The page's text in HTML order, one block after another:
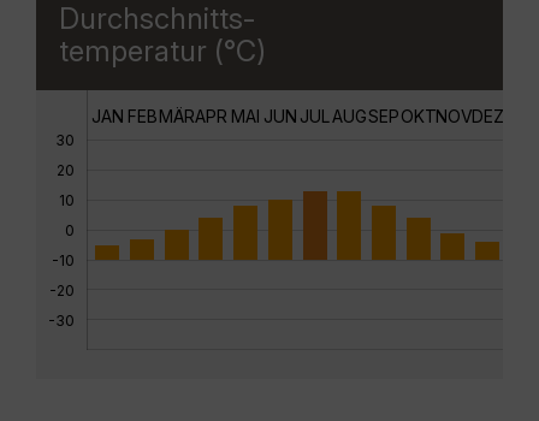
Durchschnitts-
temperatur (°C)
30
20
10
0
-10
-20
-30
JAN FEBMÄRAPR MAI JUN JUL AUGSEPOKTNOVDEZ